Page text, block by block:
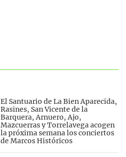
El Santuario de La Bien Aparecida,
Rasines, San Vicente de la
Barquera, Arnuero, Ajo,
Mazcuerras y Torrelavega acogen
la próxima semana los conciertos
de Marcos Históricos